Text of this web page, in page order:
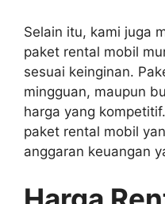
Selain itu, kami juga
paket rental mobil
sesuai keinginan.
mingguan, maupun
harga yang
paket rental mobil
anggaran keuangan